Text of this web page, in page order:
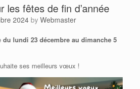
les fêtes de fin d’année
2024 by Webmaster
du lundi 23 décembre au dimanche 5
ses meilleurs vœux !